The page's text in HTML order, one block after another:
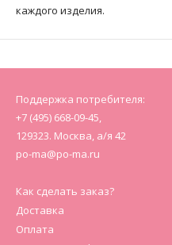
каждого изделия.
Поддержка потребителя:
+7 (495) 668-09-45,
129323. Москва, а/я 42
po-ma@po-ma.ru
Как сделать заказ?
Доставка
Оплата